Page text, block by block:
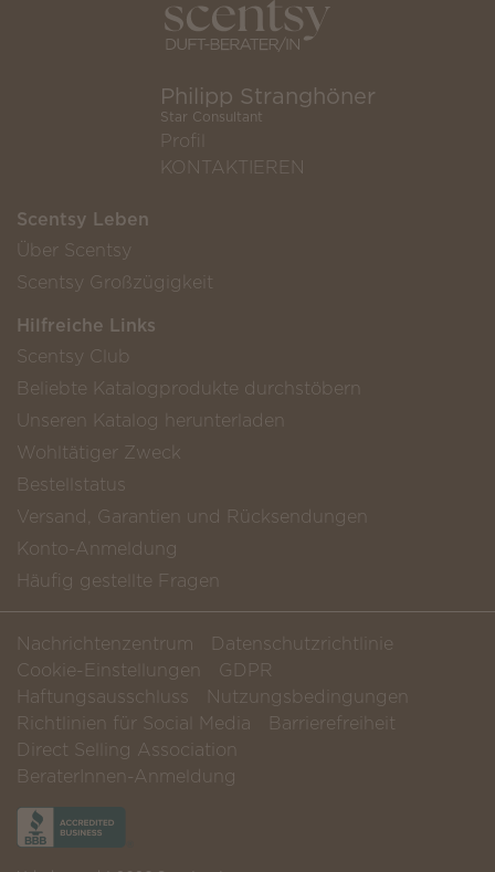
Philipp Stranghöner
Star Consultant
Profil
KONTAKTIEREN
Scentsy Leben
Über Scentsy
Scentsy Großzügigkeit
Hilfreiche Links
Scentsy Club
Beliebte Katalogprodukte durchstöbern
Unseren Katalog herunterladen
Wohltätiger Zweck
Bestellstatus
Versand, Garantien und Rücksendungen
Konto-Anmeldung
Häufig gestellte Fragen
Nachrichtenzentrum
Datenschutzrichtlinie
Cookie-Einstellungen
GDPR
Haftungsausschluss
Nutzungsbedingungen
Richtlinien für Social Media
Barrierefreiheit
Direct Selling Association
BeraterInnen-Anmeldung